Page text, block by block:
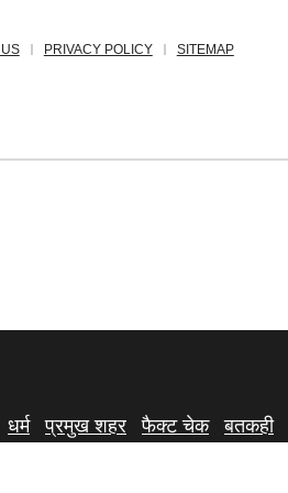
PRIVACY POLICY SITEMAP
धर्म प्रमुख शहर फैक्ट चेक बतकही